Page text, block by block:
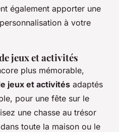
également apporter une
à votre
jeux et activités
plus mémorable,
jeux et activités adaptés
pour une fête sur le
une chasse au trésor
toute la maison ou le